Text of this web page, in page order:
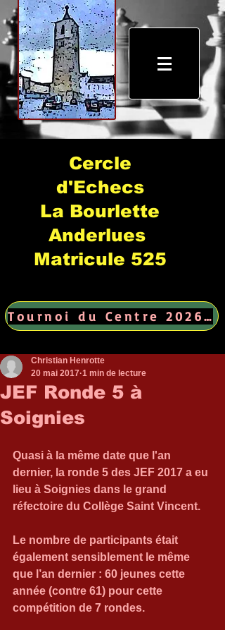
Cercle
d'Echecs
La Bourlette
Anderlues
Matricule 525
Tournoi du Centre 2026 →
JEF Ronde 5 à
Soignies
Christian Henrotte
20 mai 2017 1 min de lecture
Quasi à la même date que l'an
dernier, la ronde 5 des JEF 2017 a eu
lieu à Soignies dans le grand
réfectoire du Collège Saint Vincent.
Le nombre de participants était
également sensiblement le même
que l’an dernier : 60 jeunes cette
année (contre 61) pour cette
compétition de 7 rondes.